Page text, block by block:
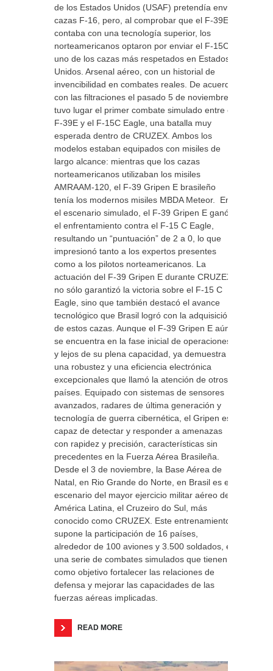
de los Estados Unidos (USAF) pretendía enviar
cazas F-16, pero, al comprobar que el F-39E
contaba con una tecnología superior, los
norteamericanos optaron por enviar el F-15C,
uno de los cazas más respetados en Estados
Unidos. Arsenal aéreo, con un historial de
invencibilidad en combates reales. De acuerdo
con las filtraciones el pasado 5 de noviembre
tuvo lugar el primer combate simulado entre el
F-39E y el F-15C Eagle, una batalla muy
esperada dentro de CRUZEX. Ambos los
modelos estaban equipados con misiles de
largo alcance: mientras que los cazas
norteamericanos utilizaban los misiles
AMRAAM-120, el F-39 Gripen E brasileño
tenía los modernos misiles MBDA Meteor. En
el escenario simulado, el F-39 Gripen E ganó
el enfrentamiento contra el F-15 C Eagle,
resultando un “puntuación” de 2 a 0, lo que
impresionó tanto a los expertos presentes
como a los pilotos norteamericanos. La
actuación del F-39 Gripen E durante CRUZEX
no sólo garantizó la victoria sobre el F-15 C
Eagle, sino que también destacó el avance
tecnológico que Brasil logró con la adquisición
de estos cazas. Aunque el F-39 Gripen E aún
se encuentra en la fase inicial de operaciones
y lejos de su plena capacidad, ya demuestra
una robustez y una eficiencia electrónica
excepcionales que llamó la atención de otros
países. Equipado con sistemas de sensores
avanzados, radares de última generación y
tecnología de guerra cibernética, el Gripen es
capaz de detectar y responder a amenazas
con rapidez y precisión, características sin
precedentes en la Fuerza Aérea Brasileña.
Desde el 3 de noviembre, la Base Aérea de
Natal, en Rio Grande do Norte, en Brasil es el
escenario del mayor ejercicio militar aéreo de
América Latina, el Cruzeiro do Sul, más
conocido como CRUZEX. Este entrenamiento
supone la participación de 16 países,
alrededor de 100 aviones y 3.500 soldados, en
una serie de combates simulados que tienen
como objetivo fortalecer las relaciones de
defensa y mejorar las capacidades de las
fuerzas aéreas implicadas.
READ MORE